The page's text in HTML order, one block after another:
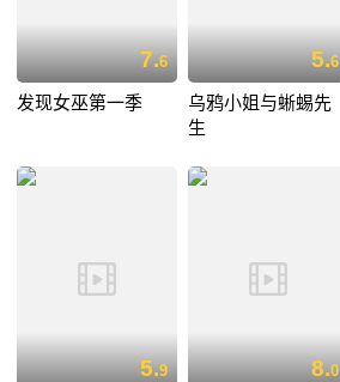
7.6
发现女巫第一季
5.6
乌鸦小姐与蜥蜴先
生
5.9 8.0